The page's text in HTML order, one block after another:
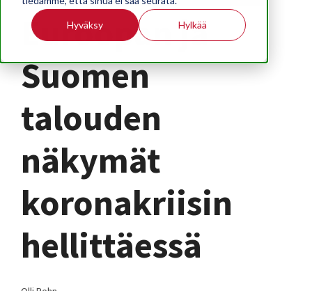
Hyväksy Hylkää
Euroopan ja
Suomen
talouden
näkymät
koronakriisin
hellittäessä